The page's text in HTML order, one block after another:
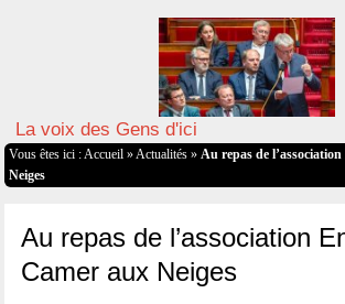
La voix des Gens d'ici
Vous êtes ici : Accueil » Actualités» Au repas de
Neiges
Au repas de l’association
Camer aux Neiges